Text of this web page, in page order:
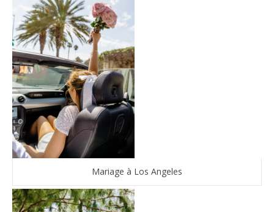
Mariage à Los Angeles